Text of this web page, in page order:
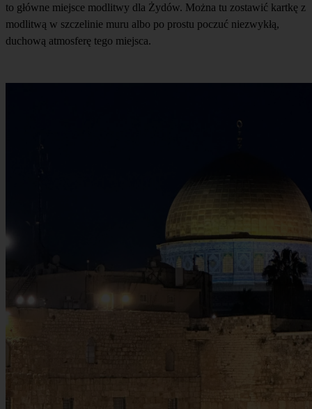
to główne miejsce modlitwy dla Żydów. Można tu zostawić kartkę z
modlitwą w szczelinie muru albo po prostu poczuć niezwykłą,
duchową atmosferę tego miejsca.